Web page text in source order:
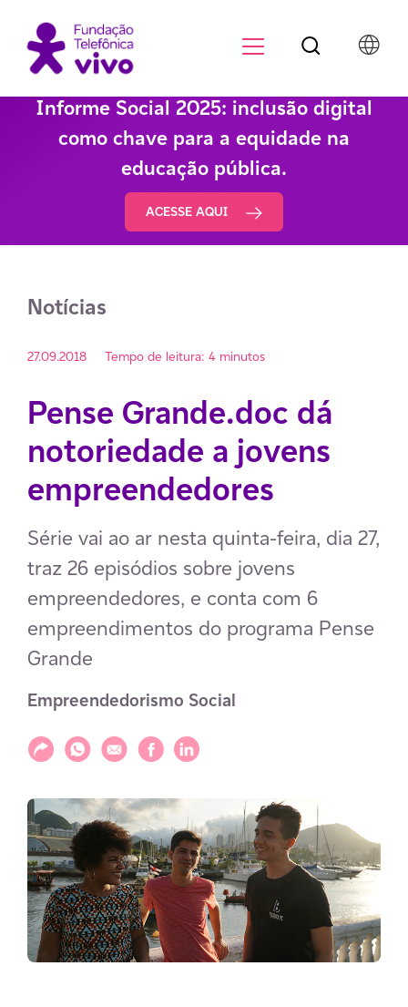
Informe Social 2025: inclusão digital
como chave para a equidade na
educação pública.
ACESSE AQUI
Notícias
27.09.2018 Tempo de leitura: 4 minutos
Pense Grande.doc dá
notoriedade a jovens
empreendedores
Série vai ao ar nesta quinta-feira, dia 27,
traz 26 episódios sobre jovens
empreendedores, e conta com 6
empreendimentos do programa Pense
Grande
Empreendedorismo Social
Compartilhar
Compartilhar via WhatsApp
Compartilhar via E-mail
Compartilhar via Facebook
Compartilhar via LinkedIn
Botão de